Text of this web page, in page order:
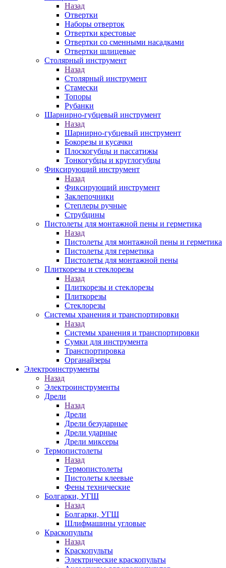
Назад
Отвертки
Наборы отверток
Отвертки крестовые
Отвертки со сменными насадками
Отвертки шлицевые
Столярный инструмент
Назад
Столярный инструмент
Стамески
Топоры
Рубанки
Шарнирно-губцевый инструмент
Назад
Шарнирно-губцевый инструмент
Бокорезы и кусачки
Плоскогубцы и пассатижы
Тонкогубцы и круглогубцы
Фиксирующий инструмент
Назад
Фиксирующий инструмент
Заклепочники
Степлеры ручные
Струбцины
Пистолеты для монтажной пены и герметика
Назад
Пистолеты для монтажной пены и герметика
Пистолеты для герметика
Пистолеты для монтажной пены
Плиткорезы и стеклорезы
Назад
Плиткорезы и стеклорезы
Плиткорезы
Стеклорезы
Системы хранения и транспортировки
Назад
Системы хранения и транспортировки
Сумки для инструмента
Транспортировка
Органайзеры
Электроинструменты
Назад
Электроинструменты
Дрели
Назад
Дрели
Дрели безударные
Дрели ударные
Дрели миксеры
Термопистолеты
Назад
Термопистолеты
Пистолеты клеевые
Фены технические
Болгарки, УГШ
Назад
Болгарки, УГШ
Шлифмашины угловые
Краскопульты
Назад
Краскопульты
Электрические краскопульты